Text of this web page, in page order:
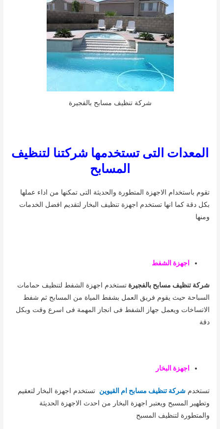
شركة تنظيف مسابح بالفجيرة
المعدات التى تستخدمها شركتنا لتنظيف
المسابح
تقوم باستخدام الاجهزة المتطورة والحديثة التى تمكنها من اداء عملها
بكل دقة كما انها تستخدم اجهزة تنظيف البخار لتقديم افضل الخدمات
ومنها
اجهزة الشفط
شركة تنظيف مسابح بالفجيرةتستخدم اجهزة الشفط لتنظيف حمامات
السباحة حيث يقوم فريق العمل بشفط المياة من المسابح ثم شفط
الاتساخات ويعمل جهاز الشفط فى انجاز المهمة فى اسرع وقت وبكل
دقة
اجهزة البخار
تستخدمشركة تنظيف مسابح ام القيوين تستخدم اجهزة البخار لتعقيم
وتطهير المسبح ويعتبر اجهزة البخار من احدث الاجهزة الحديثة
والمتطورة لتنظيف المسبح